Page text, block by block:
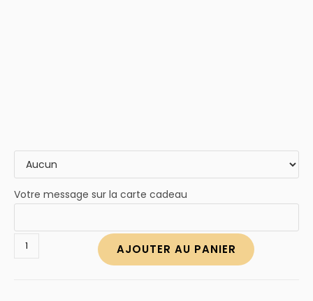
Votre message sur la carte cadeau
AJOUTER AU PANIER